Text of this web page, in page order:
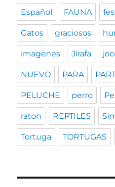
Español FAUNA
Gatos graciosos
imagenes Jirafa
NUEVO PARA
PELUCHE perro
raton REPTILES
Tortuga TORTUGAS